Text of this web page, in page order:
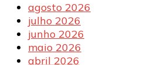
agosto 2026
julho 2026
junho 2026
maio 2026
abril 2026